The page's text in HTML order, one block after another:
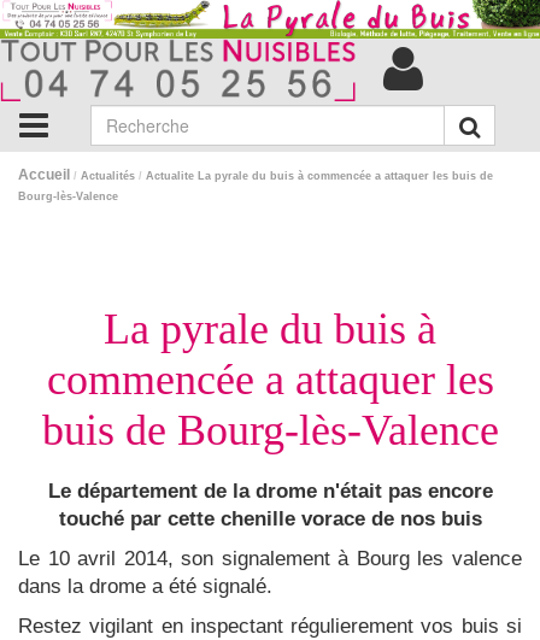
Accueil / Actualités / Actualite La pyrale du buis à commencée a attaquer les buis de
Bourg-lès-Valence
La pyrale du buis à
commencée a attaquer les
buis de Bourg-lès-Valence
Le département de la drome n'était pas encore
touché par cette chenille vorace de nos buis
Le 10 avril 2014, son signalement à Bourg les valence
dans la drome a été signalé.
Restez vigilant en inspectant régulierement vos buis si